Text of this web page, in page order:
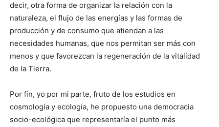
decir, otra forma de organizar la relación con la
naturaleza, el flujo de las energías y las formas de
producción y de consumo que atiendan a las
necesidades humanas, que nos permitan ser más con
menos y que favorezcan la regeneración de la vitalidad
de la Tierra.
Por fin, yo por mi parte, fruto de los estudios en
cosmología y ecología, he propuesto una democracia
socio-ecológica que representaría el punto más